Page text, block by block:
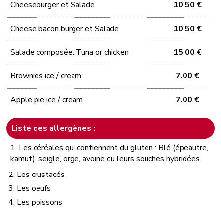
Cheeseburger et Salade 10.50 €
Cheese bacon burger et Salade 10.50 €
Salade composée: Tuna or chicken 15.00 €
Brownies ice / cream 7.00 €
Apple pie ice / cream 7.00 €
Liste des allergènes :
1. Les céréales qui contiennent du gluten : Blé (épeautre,
kamut), seigle, orge, avoine ou leurs souches hybridées
2. Les crustacés
3. Les oeufs
4. Les poissons